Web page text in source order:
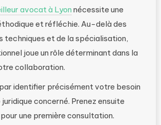
avocat à Lyon nécessite une
et réfléchie. Au-delà des
techniques et de la spécialisation,
joue un rôle déterminant dans la
collaboration.
identifier précisément votre besoin
concerné. Prenez ensuite
une première consultation.